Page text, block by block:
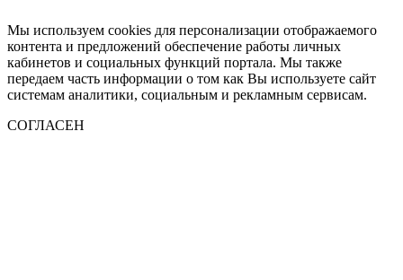
Мы используем cookies для персонализации отображаемого
контента и предложений обеспечение работы личных
кабинетов и социальных функций портала. Мы также
передаем часть информации о том как Вы используете сайт
системам аналитики, социальным и рекламным сервисам.
СОГЛАСЕН